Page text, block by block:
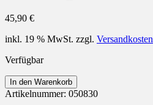
45,90 €
inkl. 19 % MwSt. zzgl. Versandkosten
Verfügbar
Ohrringe
925
In den Warenkorb
Artikelnummer: 050830